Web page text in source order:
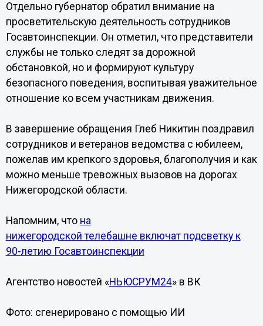
Отдельно губернатор обратил внимание на
просветительскую деятельность сотрудников
Госавтоинспекции. Он отметил, что представители
службы не только следят за дорожной
обстановкой, но и формируют культуру
безопасного поведения, воспитывая уважительное
отношение ко всем участникам движения.
В завершение обращения Глеб Никитин поздравил
сотрудников и ветеранов ведомства с юбилеем,
пожелав им крепкого здоровья, благополучия и как
можно меньше тревожных вызовов на дорогах
Нижегородской области.
Напомним, что на
нижегородской телебашне включат подсветку к
90-летию Госавтоинспекции
Агентство новостей «НЬЮСРУМ24» в ВК
Фото: сгенерировано с помощью ИИ